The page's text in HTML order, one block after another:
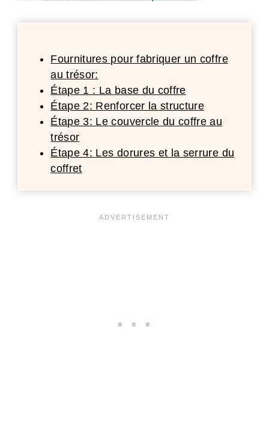
Fournitures pour fabriquer un coffre
au trésor:
Étape 1 : La base du coffre
Étape 2: Renforcer la structure
Étape 3: Le couvercle du coffre au
trésor
Étape 4: Les dorures et la serrure du
coffret